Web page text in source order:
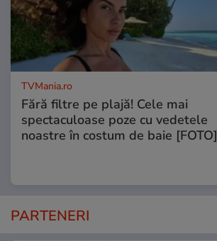
TVMania.ro
Fără filtre pe plajă! Cele mai
spectaculoase poze cu vedetele
noastre în costum de baie [FOTO]
PARTENERI